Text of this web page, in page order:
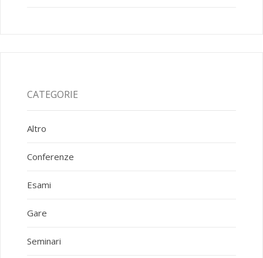
CATEGORIE
Altro
Conferenze
Esami
Gare
Seminari